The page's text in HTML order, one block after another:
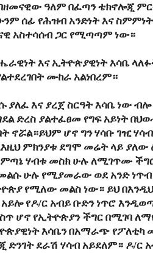
ዓለም በፈጣን ቴክኖሎጂ
ሰፊ የሕዝብ አንድነት እና
አስተሳሰብ ጋር የሚጣጣም ነው።
እና ኢትዮጵያዊነት እሳቤ
ሙከራ አልነበረም።
ያለፈ እና ያረጀ ስርዓት እሳቤ ነው
ድረስ ያልተፈፀመ የግፍ አይነት
ኖሯል።ይህም ሆኖ ግን ሃሳቡ ገዢ
ምክንያቱ ደግሞ መሬት ላይ
ሃብቱ መስክ ሁሉ ለሚገጥሙ
ሁሉ የሚያመራው ወደ አንድ
የሚለው መልስ ነው። ይህ በእንዲህ
የዶ/ር አብይ ቡድን ነጥሮ
ሆኖ የኢትዮጵያን ችግር በሚገባ
እሳቤን በአማራጭ የፖለቲካ
ድንገት ደራሽ ሃሳብ አይደለም። ዶ/ር